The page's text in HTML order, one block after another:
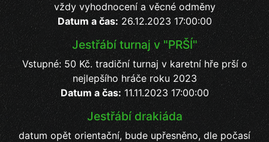
vždy vyhodnocení a věcné odměny
Datum a čas: 26.12.2023 17:00:00
Jestřábí turnaj v "PRŠÍ"
Vstupné: 50 Kč. tradiční turnaj v karetní hře prší o
nejlepšího hráče roku 2023
Datum a čas: 11.11.2023 17:00:00
Jestřábí drakiáda
datum opět orientační, bude upřesněno, dle počasí